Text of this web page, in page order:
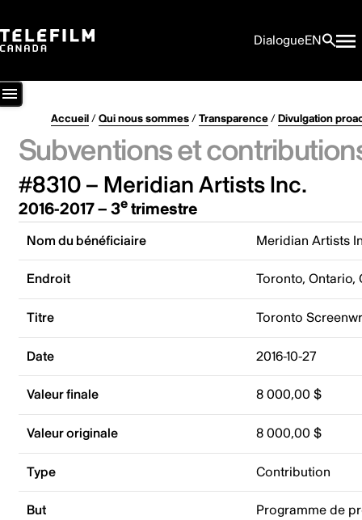
DialogueEN
Accueil/Qui nous sommes/Transparence/Divulgation
Subventions et
#8310 – Meridian Artists Inc.
2016-2017 – 3etrimestre
Nom du bénéficiaire Meridian Artists
Endroit Toronto, Ontario,
Titre Toronto
Date 2016-10-27
Valeur finale 8 000,00 $
Valeur originale 8 000,00 $
Type Contribution
But Programme de